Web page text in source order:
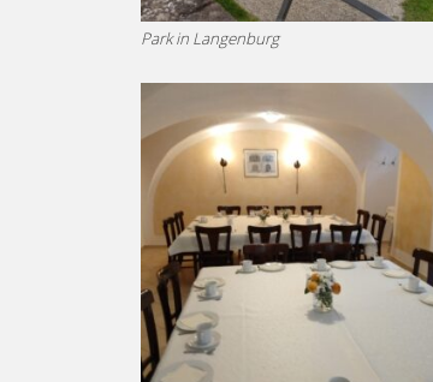
Park in Langenburg